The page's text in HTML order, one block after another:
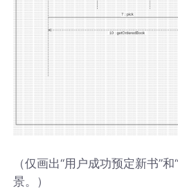
（仅画出“用户成功预定新书”
景。）